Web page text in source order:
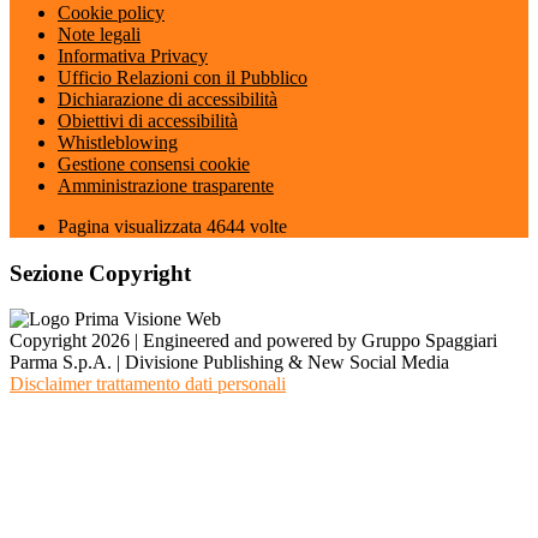
Cookie policy
Note legali
Informativa Privacy
Ufficio Relazioni con il Pubblico
Dichiarazione di accessibilità
Obiettivi di accessibilità
Whistleblowing
Gestione consensi cookie
Amministrazione trasparente
Pagina visualizzata 4644 volte
Sezione Copyright
Copyright 2026 | Engineered and powered by Gruppo Spaggiari
Parma S.p.A. | Divisione Publishing & New Social Media
Disclaimer trattamento dati personali